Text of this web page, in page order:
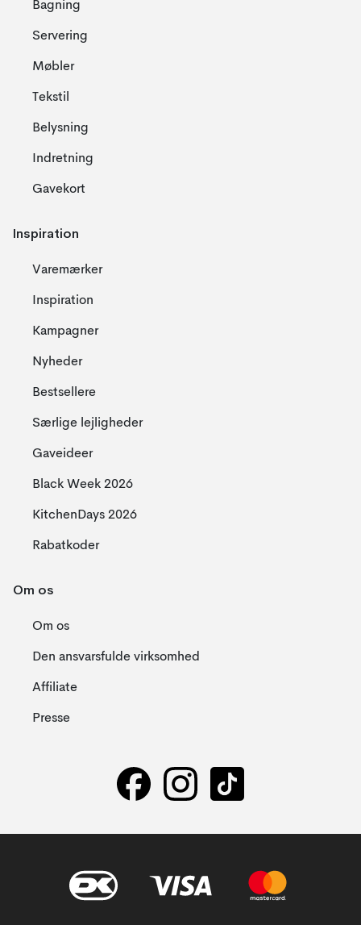
Bagning
Servering
Møbler
Tekstil
Belysning
Indretning
Gavekort
Inspiration
Varemærker
Inspiration
Kampagner
Nyheder
Bestsellere
Særlige lejligheder
Gaveideer
Black Week 2026
KitchenDays 2026
Rabatkoder
Om os
Om os
Den ansvarsfulde virksomhed
Affiliate
Presse